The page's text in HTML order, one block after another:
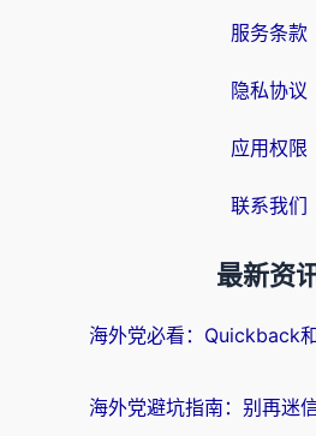
服务条款
隐私协议
应用权限
联系我们
最新资